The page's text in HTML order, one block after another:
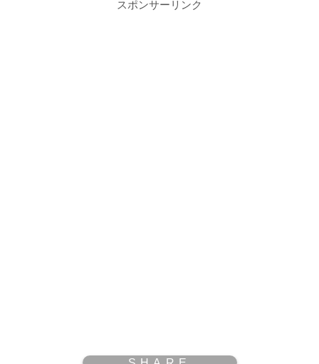
スポンサーリンク